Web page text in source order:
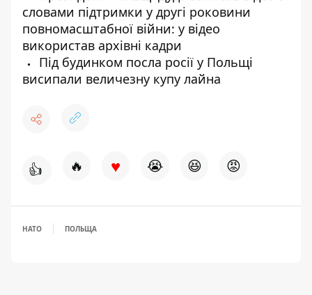
словами підтримки у другі роковини
повномасштабної війни: у відео
використав архівні кадри
Під будинком посла росії у Польщі
висипали величезну купу лайна
👍 🔥 ♥ 😭 😆 😡
НАТО ПОЛЬЩА